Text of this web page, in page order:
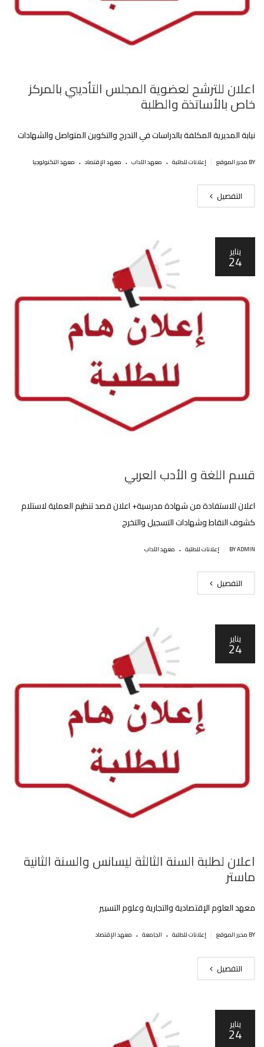
اعلان للترشح لعضوية المجلس التأديبي بالمركز
خاص بالأساتذة والطلبة
نيابة المديرية المكلفة بالدراسات في التدرج والتكوين المتواصل والشهادات
BY محرر الموقع إعلانات للطلبة . معهد الآداب . معهد الإقتصاد . معهد التكنولوجيا
التفصيل
يناير
24
قسم اللغة و الأدب العربي
اعلان للاستفادة من شهادة مدرسية+ اعلان قصد تنظيم العملية لاستلام
كشوف النقاط وشهادات التسجيل والتخرج
BY ADMIN إعلانات للطلبة . معهد الآداب
التفصيل
يناير
24
اعلان لطلبة السنة الثالثة ليسانس والسنة الثانية
ماستر
معهد العلوم الإقتصادية والتجارية وعلوم التسيير
BY محرر الموقع إعلانات للطلبة . الجامعة . معهد الإقتصاد
التفصيل
يناير
24